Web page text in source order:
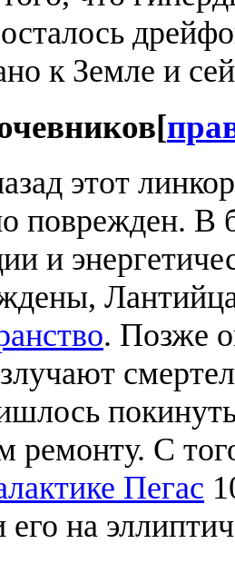
к Земле и
[
этот
поврежден. В
и
. Позже
ремонту. С
Пегас
на